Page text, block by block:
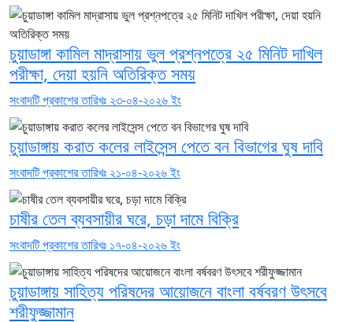
চুয়াডাঙ্গা কামিল মাদ্রাসায় ভুল প্রশ্নপত্রে ২৫ মিনিট দাখিল
পরীক্ষা, দেয়া হয়নি অতিরিক্ত সময়
সংবাদটি প্রকাশের তারিখঃ ২৩-০৪-২০২৬ ইং
চুয়াডাঙ্গায় করাত কলের লাইসেন্স পেতে বন বিভাগের ঘুষ দাবি
সংবাদটি প্রকাশের তারিখঃ ২১-০৪-২০২৬ ইং
চাষীর তেল ব্যবসায়ীর ঘরে, চড়া দামে বিক্রি
সংবাদটি প্রকাশের তারিখঃ ১৭-০৪-২০২৬ ইং
চুয়াডাঙ্গায় সাহিত্য পরিষদের আয়োজনে বাংলা বর্ষবরণ উৎসবে
শরীফুজ্জামান